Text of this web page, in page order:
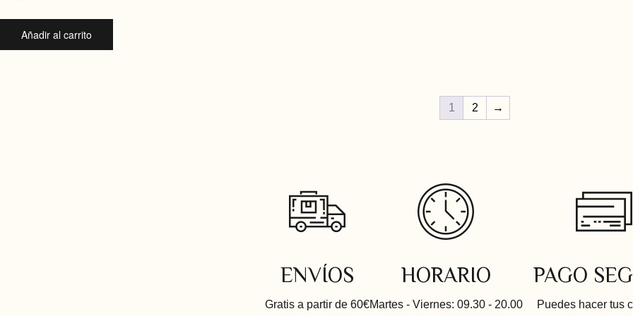
Añadir al carrito
1 2 →
ENVÍOS
Gratis a partir de 60€
HORARIO
Martes - Viernes: 09.30 - 20.00
PAGO
Puedes hacer tus